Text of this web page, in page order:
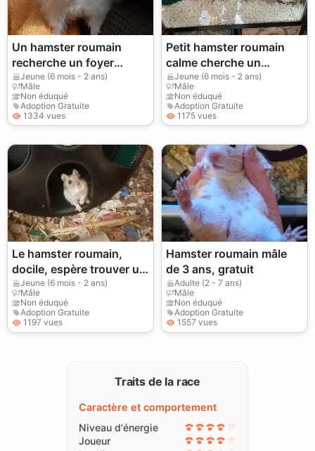
Un hamster roumain
recherche un foyer
responsable et
permanent.
Jeune (6 mois - 2 ans)
Mâle
Non éduqué
Adoption Gratuite
1334 vues
Petit hamster roumain
calme cherche un
nouveau foyer
Jeune (6 mois - 2 ans)
Mâle
Non éduqué
Adoption Gratuite
1175 vues
Le hamster roumain,
docile, espère trouver un
nouveau foyer tranquille.
Jeune (6 mois - 2 ans)
Mâle
Non éduqué
Adoption Gratuite
1197 vues
Hamster roumain mâle
de 3 ans, gratuit
Adulte (2 - 7 ans)
Mâle
Non éduqué
Adoption Gratuite
1557 vues
Traits de la race
Caractère et comportement
Niveau d'énergie
Joueur